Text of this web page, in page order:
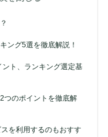
ング5選を徹底解説！
ト、ランキング選定基
つのポイントを徹底解
を利用するのもおすす